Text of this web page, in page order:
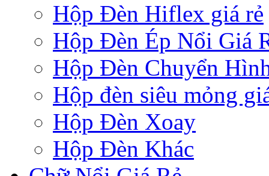
Hộp Đèn Hiflex giá rẻ
Hộp Đèn Ép Nổi Giá
Hộp Đèn Chuyển
Hộp đèn siêu mỏng
Hộp Đèn Xoay
Hộp Đèn Khác